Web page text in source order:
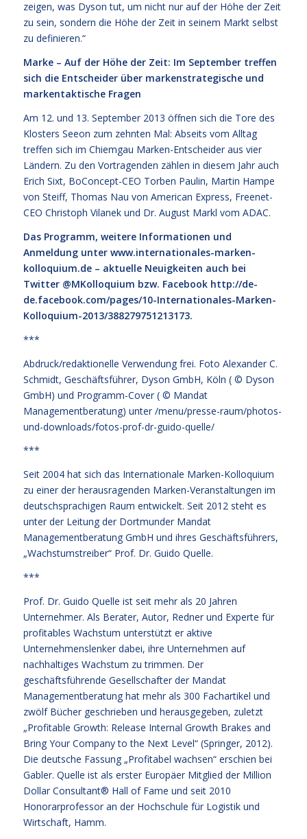
zeigen, was Dyson tut, um nicht nur auf der Höhe der Zeit
zu sein, sondern die Höhe der Zeit in seinem Markt selbst
zu definieren.“
Marke – Auf der Höhe der Zeit: Im September treffen
sich die Entscheider über markenstrategische und
markentaktische Fragen
Am 12. und 13. September 2013 öffnen sich die Tore des
Klosters Seeon zum zehnten Mal: Abseits vom Alltag
treffen sich im Chiemgau Marken-Entscheider aus vier
Ländern. Zu den Vortragenden zählen in diesem Jahr auch
Erich Sixt, BoConcept-CEO Torben Paulin, Martin Hampe
von Steiff, Thomas Nau von American Express, Freenet-
CEO Christoph Vilanek und Dr. August Markl vom ADAC.
Das Programm, weitere Informationen und
Anmeldung unter www.internationales-marken-
kolloquium.de– aktuelle Neuigkeiten auch bei
Twitter @MKolloquium bzw. Facebook http://de-
de.facebook.com/pages/10-Internationales-Marken-
Kolloquium-2013/388279751213173.
***
Abdruck/redaktionelle Verwendung frei. Foto Alexander C.
Schmidt, Geschäftsführer, Dyson GmbH, Köln ( © Dyson
GmbH) und Programm-Cover ( © Mandat
Managementberatung) unter /menu/presse-raum/photos-
und-downloads/fotos-prof-dr-guido-quelle/
***
Seit 2004 hat sich das Internationale Marken-Kolloquium
zu einer der herausragenden Marken-Veranstaltungen im
deutschsprachigen Raum entwickelt. Seit 2012 steht es
unter der Leitung der Dortmunder Mandat
Managementberatung GmbH und ihres Geschäftsführers,
„Wachstumstreiber“ Prof. Dr. Guido Quelle.
***
Prof. Dr. Guido Quelle ist seit mehr als 20 Jahren
Unternehmer. Als Berater, Autor, Redner und Experte für
profitables Wachstum unterstützt er aktive
Unternehmenslenker dabei, ihre Unternehmen auf
nachhaltiges Wachstum zu trimmen. Der
geschäftsführende Gesellschafter der Mandat
Managementberatung hat mehr als 300 Fachartikel und
zwölf Bücher geschrieben und herausgegeben, zuletzt
„Profitable Growth: Release Internal Growth Brakes and
Bring Your Company to the Next Level“ (Springer, 2012).
Die deutsche Fassung „Profitabel wachsen“ erschien bei
Gabler. Quelle ist als erster Europäer Mitglied der Million
Dollar Consultant® Hall of Fame und seit 2010
Honorarprofessor an der Hochschule für Logistik und
Wirtschaft, Hamm.